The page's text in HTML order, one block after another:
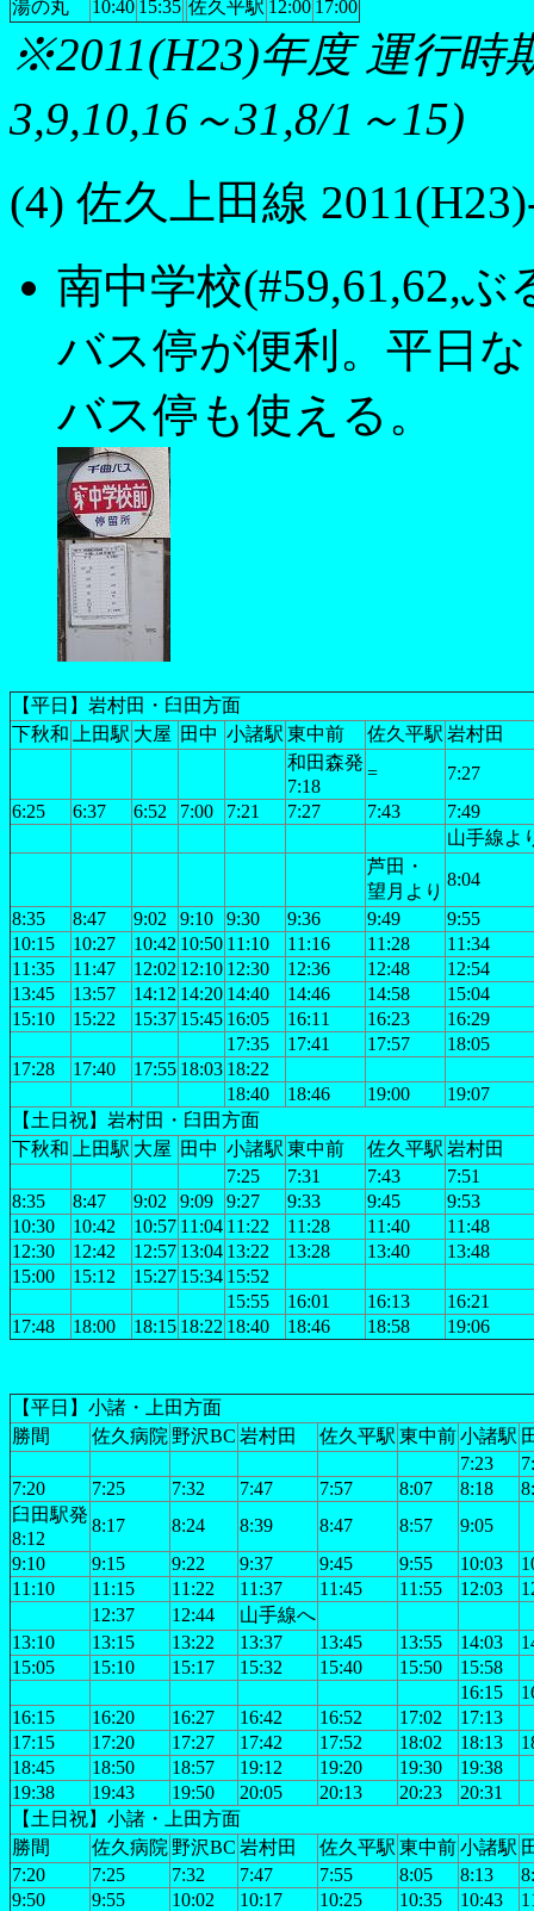
湯の丸 10:40 15:35 佐久平駅 12:00 17:00
※2011(H23)年度 運行時
3,9,10,16～31,8/1～15)
(4) 佐久上田線
南中学校(#59,61,62,
バス停が便利。平日
バス停も使える。
【平日】岩村田・臼田方面
下秋和
上田駅 大屋 田中 小諸駅 東中前 佐久平駅 岩村田
和田森発
7:18
=
7:27
6:25
6:37 6:52 7:00 7:21 7:27 7:43
7:49
山手線よ
芦田・
望月より
8:04
8:35
8:47 9:02 9:10 9:30 9:36 9:49
9:55
10:15
10:27 10:42 10:50 11:10 11:16 11:28
11:34
11:35
11:47 12:02 12:10 12:30 12:36 12:48
12:54
13:45
13:57 14:12 14:20 14:40 14:46 14:58
15:04
15:10
15:22 15:37 15:45 16:05 16:11 16:23
16:29
17:35
17:41 17:57
18:05
17:28
17:40 17:55 18:03 18:22
18:40
18:46 19:00
19:07
【土日祝】岩村田・臼田方面
下秋和
上田駅 大屋 田中 小諸駅 東中前 佐久平駅 岩村田
7:25
7:31 7:43
7:51
8:35
8:47 9:02 9:09 9:27 9:33 9:45
9:53
10:30
10:42 10:57 11:04 11:22 11:28 11:40
11:48
12:30
12:42 12:57 13:04 13:22 13:28 13:40
13:48
15:00
15:12 15:27 15:34 15:52
15:55
16:01 16:13
16:21
17:48
18:00 18:15 18:22 18:40 18:46 18:58 19:06
【平日】小諸・上田方面
勝間
佐久病院 野沢BC 岩村田 佐久平駅 東中前小諸駅
7:23
7:20
7:25 7:32 7:47 7:57 8:07 8:18
臼田駅発
8:12
8:17 8:24 8:39 8:47 8:57
9:05
9:10
9:15 9:22 9:37 9:45 9:55 10:03
11:10
11:15 11:22 11:37 11:45 11:55 12:03
12:37
12:44
山手線へ
13:10
13:15 13:22 13:37 13:45 13:55 14:03
15:05
15:10 15:17 15:32 15:40 15:50
15:58
16:15
16:15
16:20 16:27 16:42 16:52 17:02
17:13
17:15
17:20 17:27 17:42 17:52 18:02 18:13
18:45
18:50 18:57 19:12 19:20 19:30
19:38
19:38
19:43 19:50 20:05 20:13 20:23
20:31
【土日祝】小諸・上田方面
勝間
佐久病院 野沢BC 岩村田 佐久平駅 東中前小諸駅
7:20
7:25 7:32 7:47 7:55 8:05 8:13
9:50
9:55 10:02 10:17 10:25 10:35 10:43